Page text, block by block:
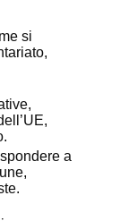
si
a